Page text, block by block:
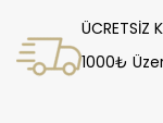
ÜCRETSİZ
1000₺